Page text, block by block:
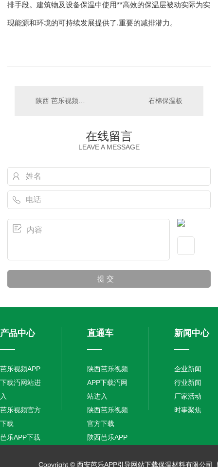
排手段。建筑物及设备保温中使用**高效的保温层被动实际为实
现能源和环境的可持续发展提供了.重要的减排潜力。
石棉保温板
在线留言
LEAVE A MESSAGE
产品中心
芭乐视频APP
下载汅网站进
入
芭乐视频官方
下载
芭乐APP下载
直通车
陕西芭乐视频
APP下载汅网
站进入
陕西芭乐视频
官方下载
陕西芭乐APP
入安卓
新闻中心
企业新闻
行业新闻
厂家活动
时事聚焦
Copyright © 西安芭乐APP引导网站下载保温材料有限公司